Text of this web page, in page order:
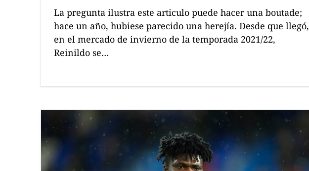
La pregunta ilustra este articulo puede hacer una boutade;
hace un año, hubiese parecido una herejía. Desde que llegó,
en el mercado de invierno de la temporada 2021/22,
Reinildo se…